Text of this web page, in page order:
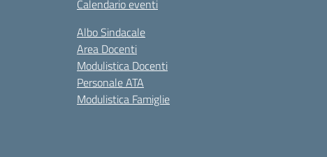
Calendario eventi
Albo Sindacale
Area Docenti
Modulistica Docenti
Personale ATA
Modulistica Famiglie